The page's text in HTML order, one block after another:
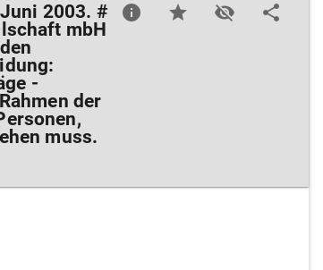
2003. #
mbH
-
der
muss.
info star visibility_off share